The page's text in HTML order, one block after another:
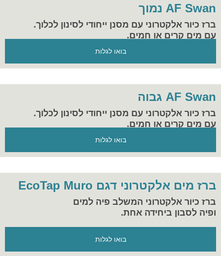
AF Swan נמוך
ברז כיור אלקטרוני עם מסנן ייחודי לסינון לכלוך.
עם מים קרים או חמים.
בואו לגלות
AF Swan גבוה
ברז כיור אלקטרוני עם מסנן ייחודי לסינון לכלוך.
עם מים קרים או חמים.
בואו לגלות
ברז מים אלקטרוני דגם EcoTap Muro
ברז כיור אלקטרוני המשלב פיה למים
ופיה לסבון ביחידה אחת.
בואו לגלות